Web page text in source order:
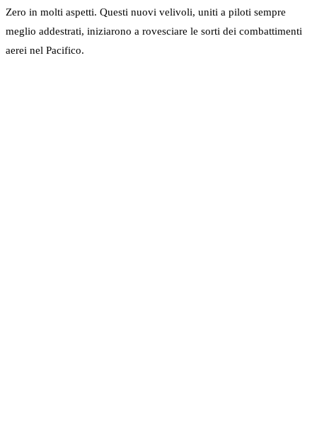
Zero in molti aspetti. Questi nuovi velivoli, uniti a piloti sempre
meglio addestrati, iniziarono a rovesciare le sorti dei combattimenti
aerei nel Pacifico.